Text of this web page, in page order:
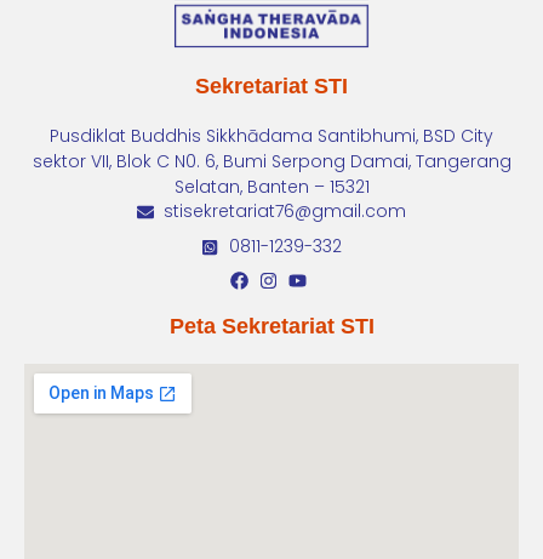
Sekretariat STI
Pusdiklat Buddhis Sikkhādama Santibhumi, BSD City
sektor VII, Blok C N0. 6, Bumi Serpong Damai, Tangerang
Selatan, Banten – 15321
stisekretariat76@gmail.com
0811-1239-332
Peta Sekretariat STI